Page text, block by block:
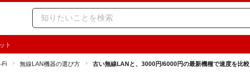
ト
Fi 無線LAN機器の選び方 古い無線LANと、3000円/6000円の最新機種で速度を比較